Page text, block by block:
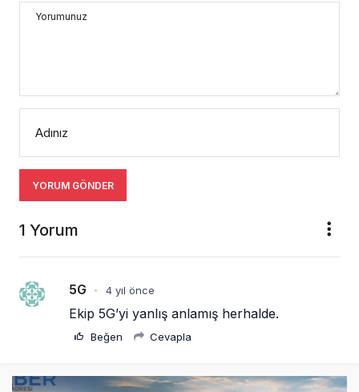
Yorumunuz
Adınız
YORUM GÖNDER
1 Yorum
5G • 4 yıl önce
Ekip 5G’yi yanlış anlamış herhalde.
Beğen Cevapla